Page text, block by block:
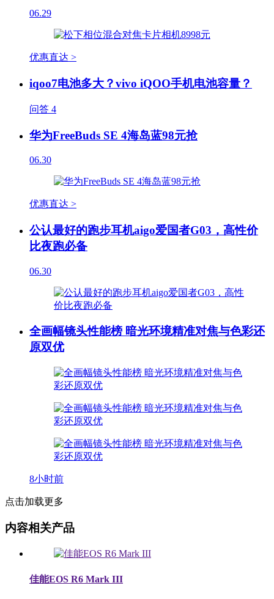
06.29
优惠直达 >
iqoo7电池多大？vivo iQOO手机电池容量？
问答 4
华为FreeBuds SE 4海岛蓝98元抢
06.30
优惠直达 >
公认最好的跑步耳机aigo爱国者G03，高性价
比夜跑必备
06.30
全画幅镜头性能榜 暗光环境精准对焦与色彩还
原双优
8小时前
点击加载更多
内容相关产品
佳能EOS R6 Mark III